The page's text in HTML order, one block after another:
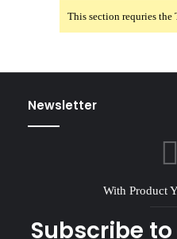
This section requries the
Newsletter
With Product
Subscribe